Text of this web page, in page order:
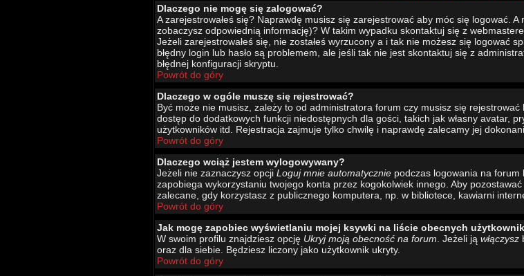
Dlaczego nie mogę się zalogować?
A zarejestrowałeś się? Naprawdę musisz się zarejestrować aby móc się logować.
zobaczysz odpowiednią informację)? W takim wypadku skontaktuj się z
Jeżeli zarejestrowałeś się, nie zostałeś wyrzucony a i tak nie możesz się logować
błędny login lub hasło są problemem, ale jeśli tak nie jest skontaktuj się z
błędnej konfiguracji skryptu.
Powrót do góry
Dlaczego w ogóle muszę się rejestrować?
Być może nie musisz, zależy to od administratora forum czy musisz się
dostęp do dodatkowych funkcji niedostępnych dla gości, takich jak własny avatar,
użytkowników itd. Rejestracja zajmuje tylko chwilę i naprawdę zalecamy jej
Powrót do góry
Dlaczego wciąż jestem wylogowywany?
Jeżeli nie zaznaczysz opcji Loguj mnie automatycznie podczas logowania na forum
zapobiega wykorzystaniu twojego konta przez kogokolwiek innego. Aby
zalecane, gdy korzystasz z publicznego komputera, np. w bibliotece, kawiarni
Powrót do góry
Jak mogę zapobiec wyświetlaniu mojej ksywki na liście obecnych
W swoim profilu znajdziesz opcję Ukryj moją obecność na forum . Jeżeli ją włączysz
oraz dla siebie. Będziesz liczony jako użytkownik ukryty.
Powrót do góry